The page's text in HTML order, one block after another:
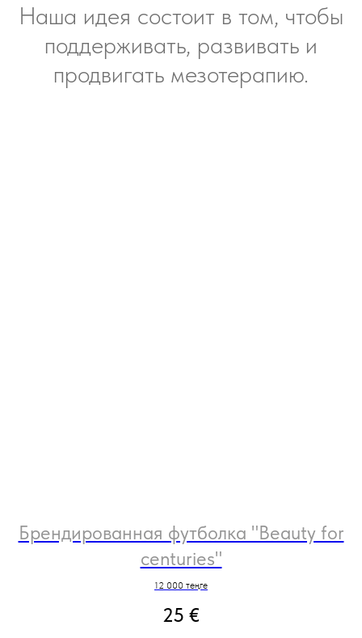
Наша идея состоит в том, чтобы
поддерживать, развивать и
продвигать мезотерапию.
Брендированная футболка "Beauty for
centuries"
12 000 теңге
25 €